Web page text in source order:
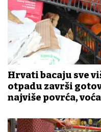
Hrvati bacaju sve
otpadu završi
najviše povrća,